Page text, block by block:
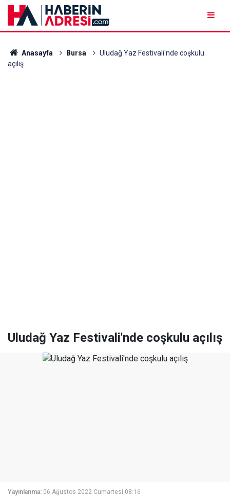
Anasayfa Bursa
Uludağ Yaz Festivali'nde coşkulu
açılış
Uludağ Yaz Festivali'nde coşkulu açılış
Yayınlanma: 06 Ağustos 2022 Cumartesi 08:16